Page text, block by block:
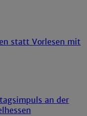
statt Vorlesen mit
an der